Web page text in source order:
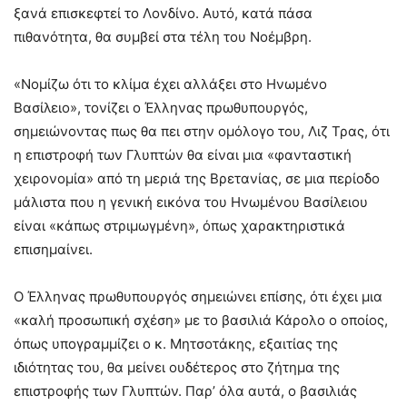
ξανά επισκεφτεί το Λονδίνο. Αυτό, κατά πάσα
πιθανότητα, θα συμβεί στα τέλη του Νοέμβρη.
«Νομίζω ότι το κλίμα έχει αλλάξει στο Ηνωμένο
Βασίλειο», τονίζει ο Έλληνας πρωθυπουργός,
σημειώνοντας πως θα πει στην ομόλογο του, Λιζ Τρας, ότι
η επιστροφή των Γλυπτών θα είναι μια «φανταστική
χειρονομία» από τη μεριά της Βρετανίας, σε μια περίοδο
μάλιστα που η γενική εικόνα του Ηνωμένου Βασίλειου
είναι «κάπως στριμωγμένη», όπως χαρακτηριστικά
επισημαίνει.
Ο Έλληνας πρωθυπουργός σημειώνει επίσης, ότι έχει μια
«καλή προσωπική σχέση» με το βασιλιά Κάρολο ο οποίος,
όπως υπογραμμίζει ο κ. Μητσοτάκης, εξαιτίας της
ιδιότητας του, θα μείνει ουδέτερος στο ζήτημα της
επιστροφής των Γλυπτών. Παρ’ όλα αυτά, ο βασιλιάς